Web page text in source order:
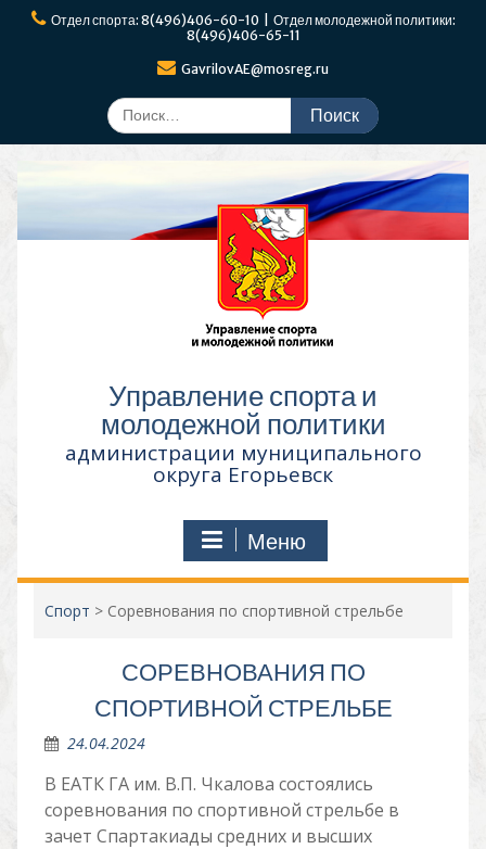
ПерейтиОтдел спорта: 8(496)406-60-10 | Отдел молодежной политики:
8(496)406-65-11
GavrilovAE@mosreg.ru
Поиск
по:
Управление спорта и
молодежной политики
администрации муниципального
округа Егорьевск
Меню
Спорт > Соревнования по спортивной стрельбе
СОРЕВНОВАНИЯ ПО
СПОРТИВНОЙ СТРЕЛЬБЕ
24.04.2024
В ЕАТК ГА им. В.П. Чкалова состоялись
соревнования по спортивной стрельбе в
зачет Спартакиады средних и высших